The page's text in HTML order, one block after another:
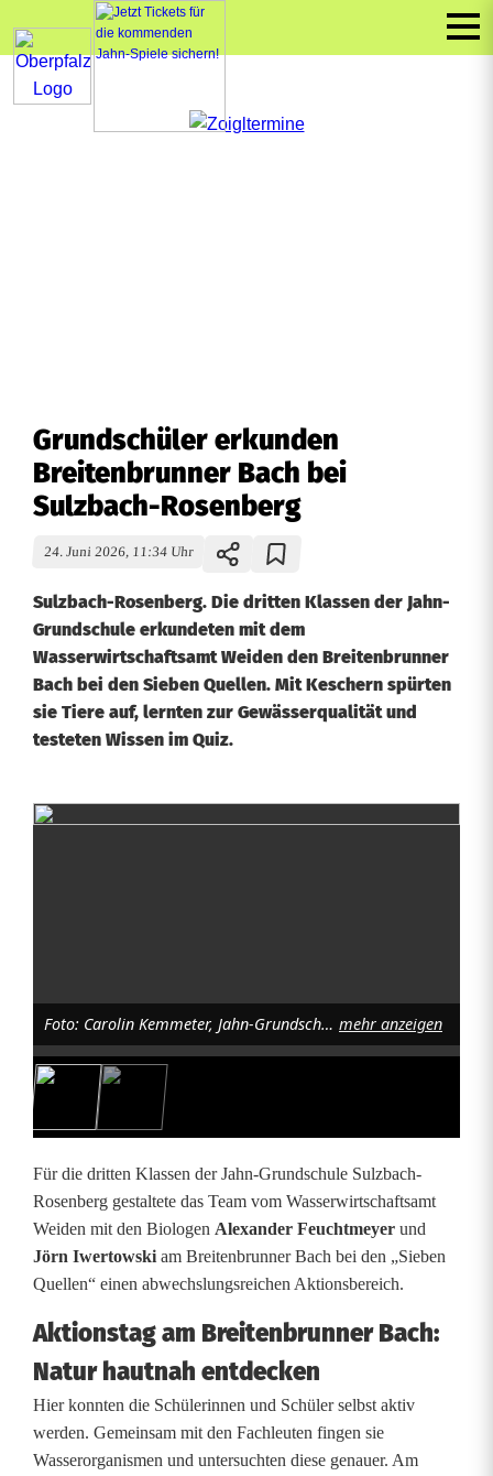
Grundschüler erkunden
Breitenbrunner Bach bei
Sulzbach-Rosenberg
24. Juni 2026, 11:34 Uhr
Sulzbach-Rosenberg. Die dritten Klassen der Jahn-
Grundschule erkundeten mit dem
Wasserwirtschaftsamt Weiden den Breitenbrunner
Bach bei den Sieben Quellen. Mit Keschern spürten
sie Tiere auf, lernten zur Gewässerqualität und
testeten Wissen im Quiz.
G
s
c
h
l
e
r
e
r
k
u
Foto: Carolin Kemmeter, Jahn-Grundschule Sulzbach-Rosenberg mehr anzeigen
Für die dritten Klassen der Jahn-Grundschule Sulzbach-
Rosenberg gestaltete das Team vom Wasserwirtschaftsamt
Weiden mit den Biologen Alexander Feuchtmeyer und
Jörn Iwertowski am Breitenbrunner Bach bei den „Sieben
Quellen“ einen abwechslungsreichen Aktionsbereich.
Aktionstag am Breitenbrunner Bach:
Natur hautnah entdecken
Hier konnten die Schülerinnen und Schüler selbst aktiv
werden. Gemeinsam mit den Fachleuten fingen sie
Wasserorganismen und untersuchten diese genauer. Am